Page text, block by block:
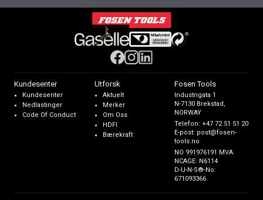
Kundesenter
Kundesenter
Nedlastinger
Code Of Conduct
Utforsk
Aktuelt
Merker
Om Oss
HDFI
Bærekraft
Fosen Tools
Industrigata 1
N-7130 Brekstad,
NORWAY
Telefon:+47 72 51 51 20
E-post: post@fosen-
tools.no
NO 991976191 MVA
NCAGE: N6114
D-U-N-S®-No:
671093366